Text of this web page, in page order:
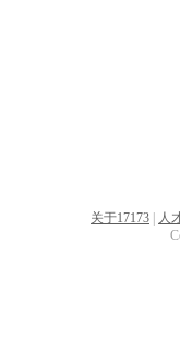
关于17173 人